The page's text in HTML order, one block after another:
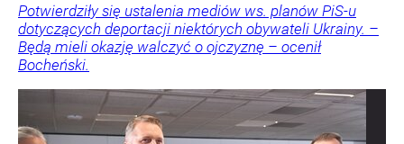
Potwierdziły się ustalenia mediów ws. planów PiS-u
dotyczących deportacji niektórych obywateli Ukrainy. –
Będą mieli okazję walczyć o ojczyznę – ocenił
Bocheński.